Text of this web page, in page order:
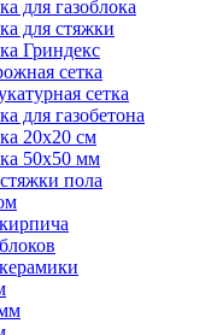
для газоблока
для стяжки
Гриндекс
сетка
сетка
для газобетона
20x20 см
50x50 мм
пола